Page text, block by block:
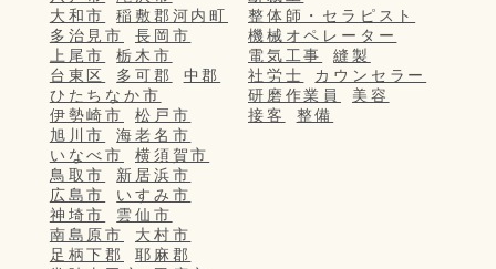
大和市
稲敷郡河内町
多治見市
長岡市
上尾市
栃木市
台東区
多可郡
中郡
ひたちなか市
伊勢崎市
松戸市
旭川市
海老名市
いなべ市
横須賀市
鳥取市
新居浜市
広島市
いすみ市
神埼市
雲仙市
南島原市
大村市
足柄下郡
耶麻郡
整体師・セラピスト
機械オペレーター
電気工事
縫製
社労士
カウンセラー
研磨作業員
美容
接客
整備